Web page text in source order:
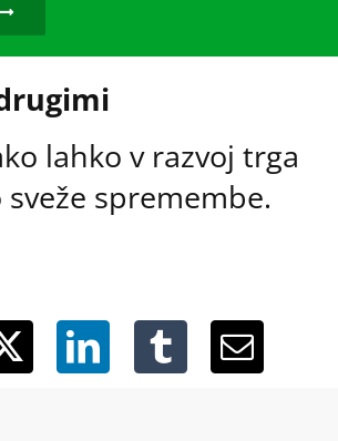
lahko v razvoj trga
spremembe.